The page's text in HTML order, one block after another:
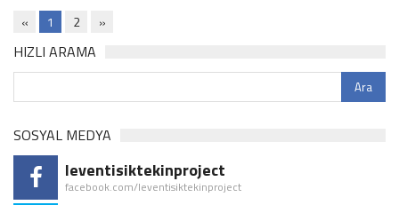
« 1 2 »
HIZLI ARAMA
SOSYAL MEDYA
leventisiktekinproject
facebook.com/leventisiktekinproject